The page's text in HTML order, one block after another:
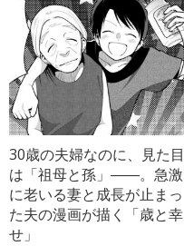
30歳の夫婦なのに、見た目
は「祖母と孫」――。急激
に老いる妻と成長が止まっ
た夫の漫画が描く「歳と幸
せ」